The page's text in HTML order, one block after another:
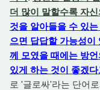
더 많이 말할수록 자
것을 알아들을 수 있
으면 답답할 가능성이
께 모였을 때에는 방
있게 하는 것이 좋겠
로 '글로싸'라는 단어